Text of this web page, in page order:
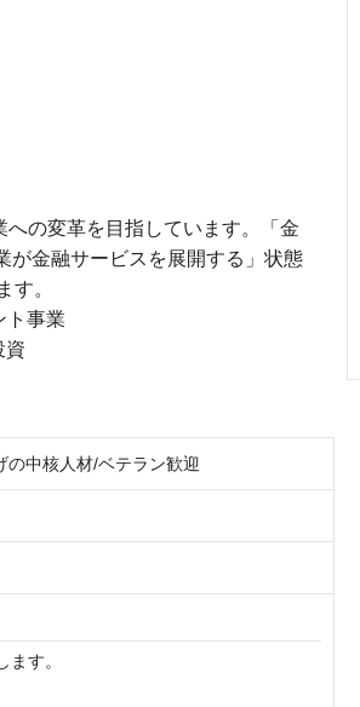
への変革を目指しています。「金
が金融サービスを展開する」状態
す。
ト事業
資
中核人材/ベテラン歓迎
す。